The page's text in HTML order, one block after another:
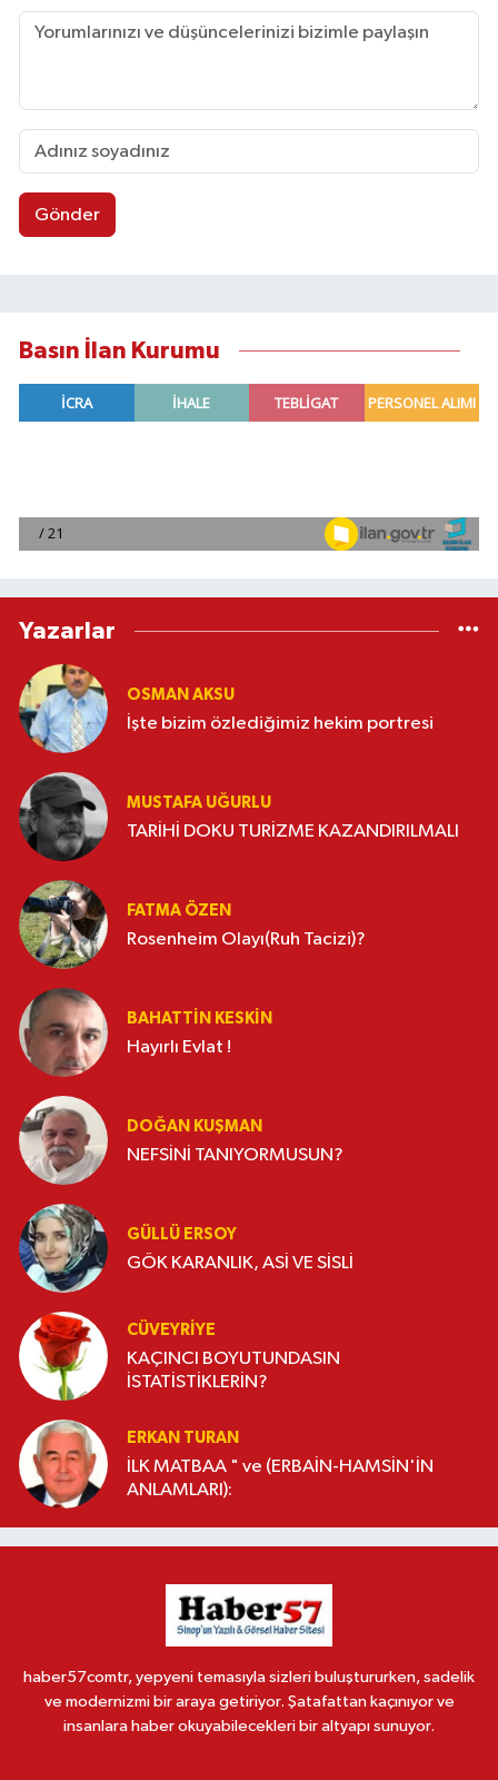
Gönder
Basın İlan Kurumu
Yazarlar
OSMAN AKSU
İşte bizim özlediğimiz hekim portresi
MUSTAFA UĞURLU
TARİHİ DOKU TURİZME KAZANDIRILMALI
FATMA ÖZEN
Rosenheim Olayı(Ruh Tacizi)?
BAHATTIN KESKİN
Hayırlı Evlat !
DOĞAN KUŞMAN
NEFSİNİ TANIYORMUSUN?
GÜLLÜ ERSOY
GÖK KARANLIK, ASİ VE SİSLİ
CÜVEYRIYE
KAÇINCI BOYUTUNDASIN
İSTATİSTİKLERİN?
ERKAN TURAN
İLK MATBAA " ve (ERBAİN-HAMSİN'İN
ANLAMLARI):
haber57comtr, yepyeni temasıyla sizleri buluştururken, sadelik
ve modernizmi bir araya getiriyor. Şatafattan kaçınıyor ve
insanlara haber okuyabilecekleri bir altyapı sunuyor.